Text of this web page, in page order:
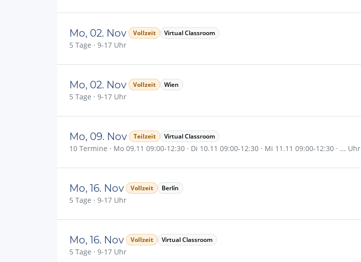
Mo, 02. Nov Vollzeit Virtual Classroom
5 Tage · 9-17 Uhr
Mo, 02. Nov Vollzeit Wien
5 Tage · 9-17 Uhr
Mo, 09. Nov Teilzeit Virtual Classroom
10 Termine · Mo 09.11 09:00-12:30 · Di 10.11 09:00-12:30 · Mi 11.11 09:00-12:30 · ... Uhr
Mo, 16. Nov Vollzeit Berlin
5 Tage · 9-17 Uhr
Mo, 16. Nov Vollzeit Virtual Classroom
5 Tage · 9-17 Uhr